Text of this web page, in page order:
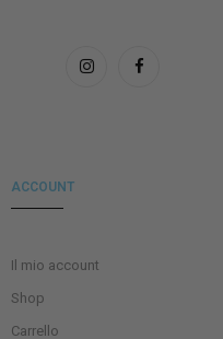
ACCOUNT
Il mio account
Shop
Carrello